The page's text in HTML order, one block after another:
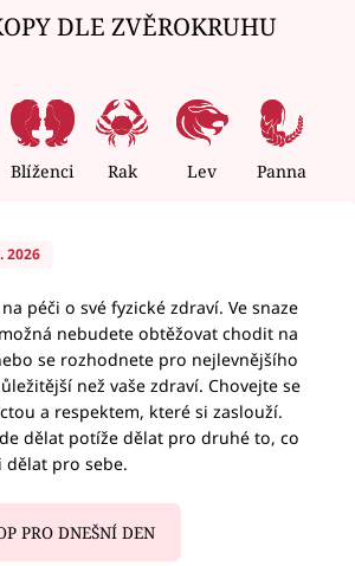
DLE ZVĚROKRUHU
Blíženci Rak Lev Panna
2026
péči o své fyzické zdraví. Ve snaze
nebudete obtěžovat chodit na
se rozhodnete pro nejlevnějšího
než vaše zdraví. Chovejte se
a respektem, které si zaslouží.
dělat potíže dělat pro druhé to, co
dělat pro sebe.
PRO DNEŠNÍ DEN